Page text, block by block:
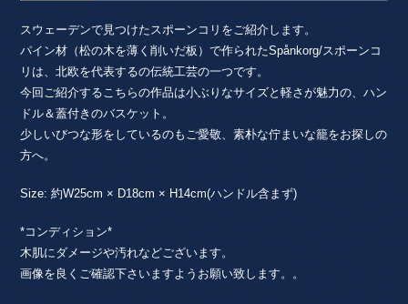
スウェーデンで見つけたスポーンコリをご紹介します。
パイン材（松の木を薄く削いだ板）で作られたSpånkorg/スポーンコ
リは、北欧を代表するの伝統工芸の一つです。
今回ご紹介するこちらの作品は小ぶりなサイズと軽さが魅力の、ハン
ドル＆蓋付きのバスケット。
少しいびつな形をしているのもご愛敬、素朴な佇まいな籠をお探しの
方へ。
Size: 約W25cm × D18cm × H14cm(ハンドル含まず)
*コンディション*
木肌にダメージや汚れなどございます。
画像を良くご確認下さいますようお願い致します。。